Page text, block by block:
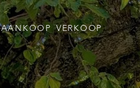
AANKOOP VERKOOP